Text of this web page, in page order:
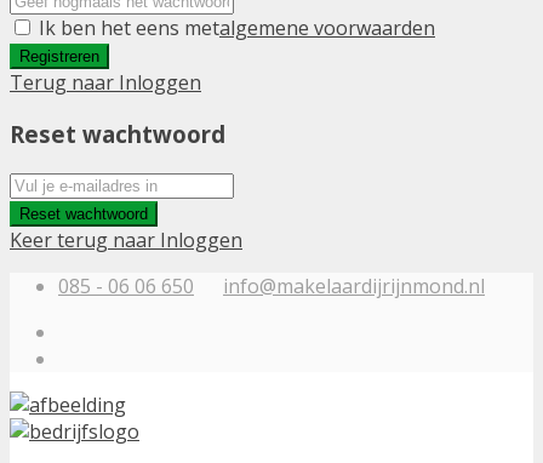
Ik ben het eens metalgemene voorwaarden
Registreren
Terug naar Inloggen
Reset wachtwoord
Reset wachtwoord
Keer terug naar Inloggen
085 - 06 06 650
info@makelaardijrijnmond.nl